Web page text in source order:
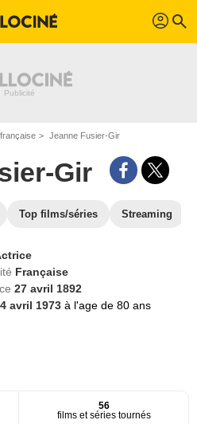
profil search
Jeanne Fusier-Gir
Gir
Top films/séries Streaming
Française
27 avril 1892
avril 1973à l'age de 80 ans
56
films et séries tournés